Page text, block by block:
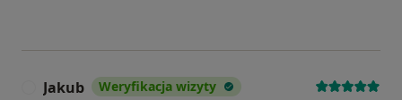
Jakub Weryfikacja wizyty